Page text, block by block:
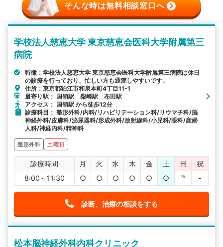
そんな時は無料相談窓口へ
学校法人慈恵大学 東京慈恵会医科大学附属第三
病院
特徴：学校法人慈恵大学 東京慈恵会医科大学附属第三病院は休日
の診療を行っており、忙しい方も通院しやすいです。
住所：東京都狛江市和泉本町4丁目11-1
最寄り駅： 国領駅 柴崎駅 布田駅
アクセス： 国領駅 から徒歩12分
診療科目： 整形外科/内科/リハビリテーション科/リウマチ科/脳
神経外科/皮膚科/泌尿器科/形成外科/放射線科/小児科/眼科/産婦
人科/神経内科/精神科
整形外科 土曜日
診療時間 月 火 水 木 金 土 日
祝
8:00～11:30
○ ○ ○ ○ ○ ○ ℡ -
診断、治療の相談をする
松本脳神経外科内科クリニック